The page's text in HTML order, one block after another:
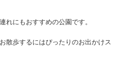
れにもおすすめの公園です。
散歩するにはぴったりのお出かけス